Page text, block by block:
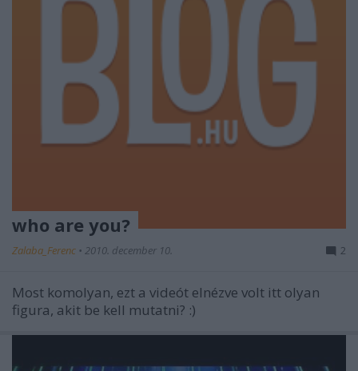
who are you?
Zalaba_Ferenc • 2010. december 10. 2
Most komolyan, ezt a videót elnézve volt itt olyan
figura, akit be kell mutatni? :)